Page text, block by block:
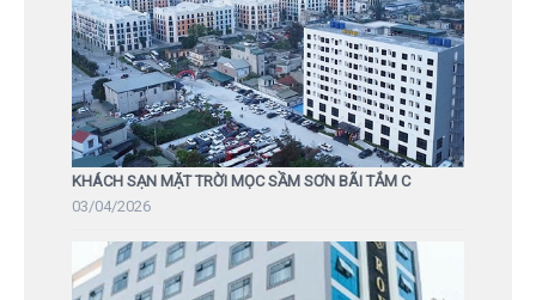
KHÁCH SẠN MẶT TRỜI MỌC SẦM SƠN BÃI TẮM C
03/04/2026